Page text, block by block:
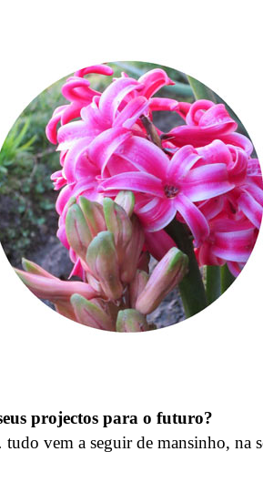
projectos para o futuro?
vem a seguir de mansinho, na